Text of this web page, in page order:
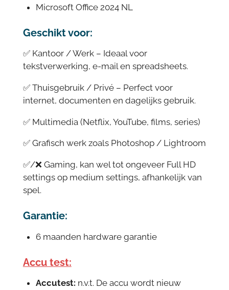
Microsoft Office 2024 NL
Geschikt voor:
✅ Kantoor / Werk – Ideaal voor
tekstverwerking, e-mail en spreadsheets.
✅ Thuisgebruik / Privé – Perfect voor
internet, documenten en dagelijks gebruik.
✅ Multimedia (Netflix, YouTube, films, series)
✅ Grafisch werk zoals Photoshop / Lightroom
✅/❌ Gaming, kan wel tot ongeveer Full HD
settings op medium settings, afhankelijk van
spel.
Garantie:
6 maanden hardware garantie
Accu test:
Accutest: n.v.t. De accu wordt nieuw